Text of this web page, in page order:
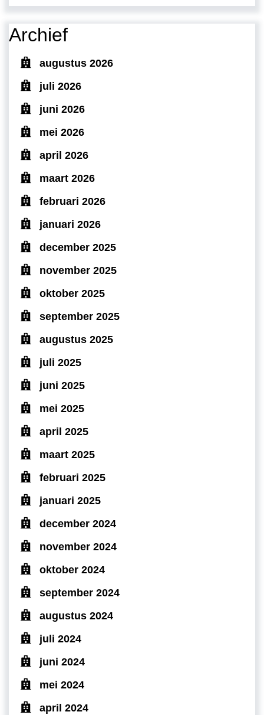
Archief
augustus 2026
juli 2026
juni 2026
mei 2026
april 2026
maart 2026
februari 2026
januari 2026
december 2025
november 2025
oktober 2025
september 2025
augustus 2025
juli 2025
juni 2025
mei 2025
april 2025
maart 2025
februari 2025
januari 2025
december 2024
november 2024
oktober 2024
september 2024
augustus 2024
juli 2024
juni 2024
mei 2024
april 2024